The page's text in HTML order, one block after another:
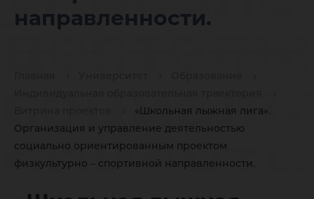
направленности.
«Школьная лыжная лига».
Организация и управление деятельностью
социально ориентированным проектом
физкультурно – спортивной направленности.